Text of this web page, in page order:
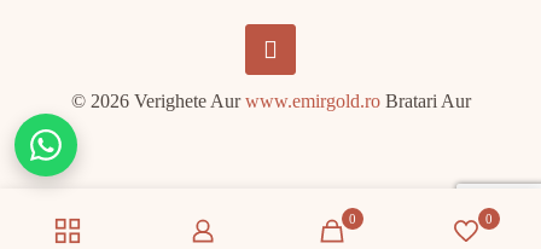
© 2026 Verighete Aurwww.emirgold.roBratari Aur
0 0
Chat
on
WhatsApp